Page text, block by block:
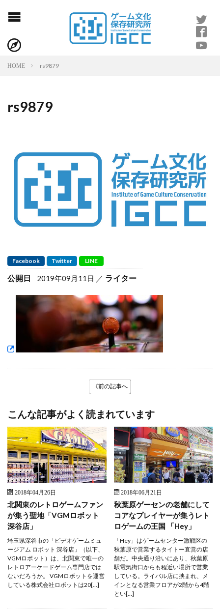
HOME rs9879
rs9879
Facebook Twitter LINE
公開日 2019年09月11日 ライター
《前の記事へ
こんな記事がよく読まれています
2018年04月26日
北関東のレトロゲームファン
が集う聖地「VGMロボット
深谷店」
埼玉県深谷市の「ビデオゲームミュ
ージアム ロボット 深谷店」（以下、
VGMロボット）は、北関東で唯一の
レトロアーケードゲーム専門店では
ないだろうか。 VGMロボットを運営
している株式会社ロボットは20[…]
2018年06月21日
秋葉原ゲーセンの老舗にして
コアなプレイヤーが集うレト
ロゲームの王国 「Hey」
「Hey」はゲームセンター激戦区の
秋葉原で営業するタイトー直営の店
舗だ。中央通り沿いにあり、秋葉原
駅電気街口からも程近い場所で営業
している。ライバル店に挟まれ、メ
インとなる営業フロアが2階から4階
とい[…]